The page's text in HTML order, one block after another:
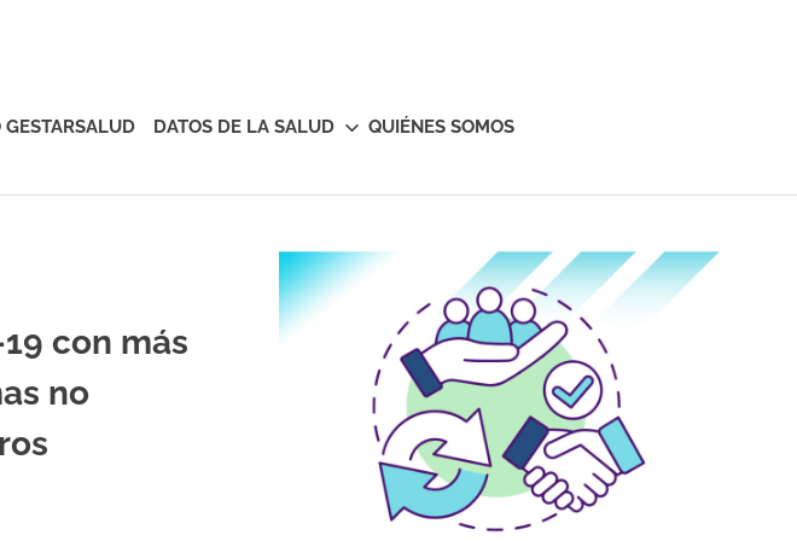
GESTARSALUD DATOS DE LA SALUD QUIÉNES SOMOS
con más
no